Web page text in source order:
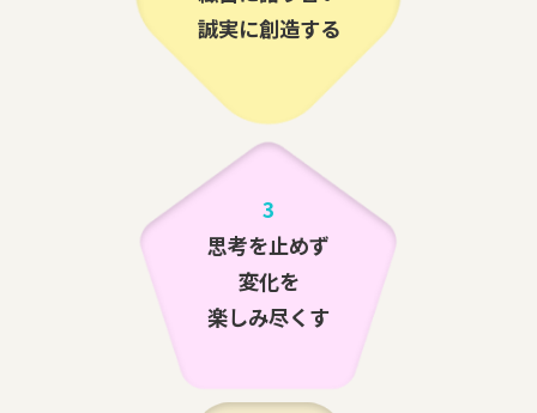
誠実に創造する
3
思考を止めず
変化を
楽しみ尽くす